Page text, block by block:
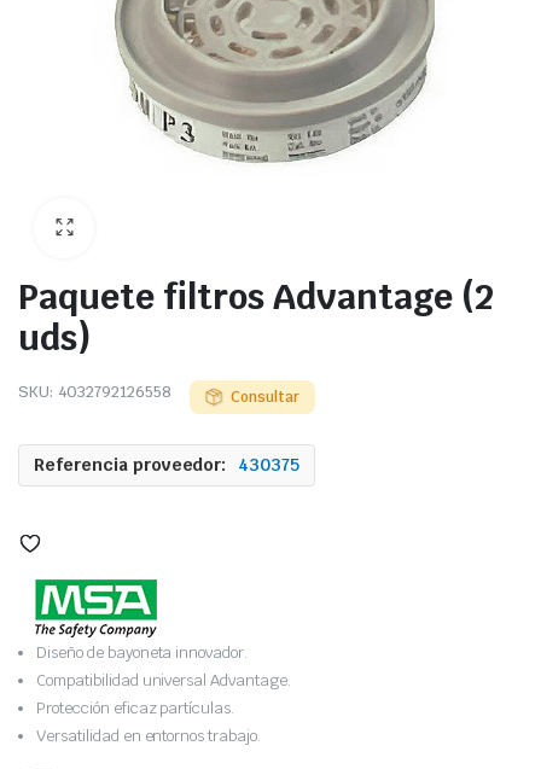
Paquete filtros Advantage (2
uds)
SKU: 4032792126558 Consultar
Referencia proveedor: 430375
Diseño de bayoneta innovador.
Compatibilidad universal Advantage.
Protección eficaz partículas.
Versatilidad en entornos trabajo.